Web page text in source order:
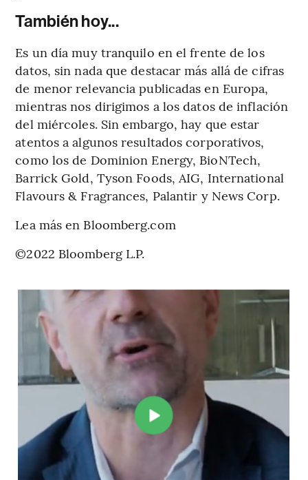
También hoy...
Es un día muy tranquilo en el frente de los
datos, sin nada que destacar más allá de cifras
de menor relevancia publicadas en Europa,
mientras nos dirigimos a los datos de inflación
del miércoles. Sin embargo, hay que estar
atentos a algunos resultados corporativos,
como los de Dominion Energy, BioNTech,
Barrick Gold, Tyson Foods, AIG, International
Flavours & Fragrances, Palantir y News Corp.
Lea más en Bloomberg.com
©2022 Bloomberg L.P.